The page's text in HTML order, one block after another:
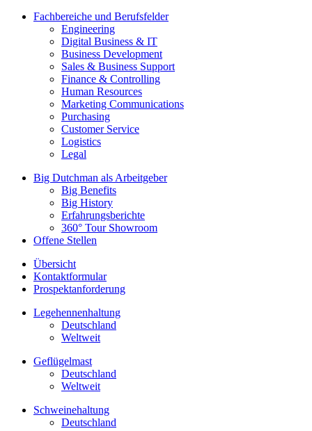
Fachbereiche und Berufsfelder
Engineering
Digital Business & IT
Business Development
Sales & Business Support
Finance & Controlling
Human Resources
Marketing Communications
Purchasing
Customer Service
Logistics
Legal
Big Dutchman als Arbeitgeber
Big Benefits
Big History
Erfahrungsberichte
360° Tour Showroom
Offene Stellen
Übersicht
Kontaktformular
Prospektanforderung
Legehennenhaltung
Deutschland
Weltweit
Geflügelmast
Deutschland
Weltweit
Schweinehaltung
Deutschland